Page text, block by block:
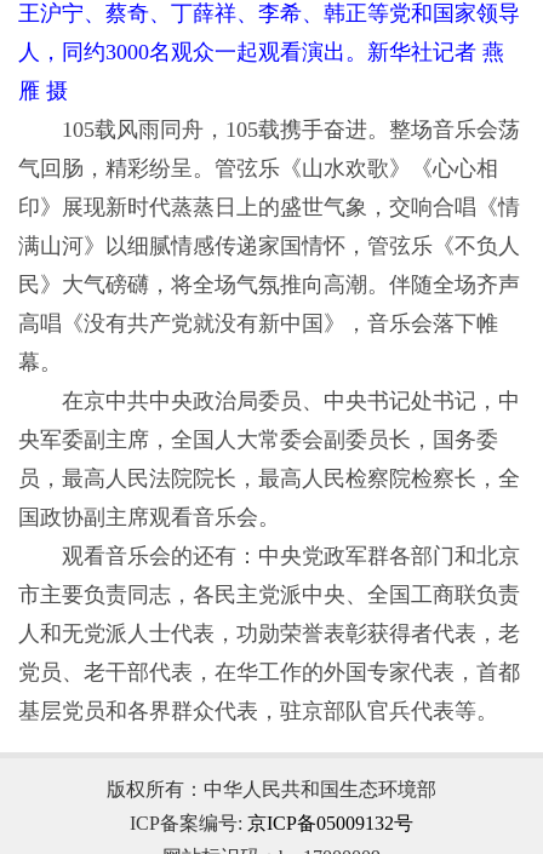
王沪宁、蔡奇、丁薛祥、李希、韩正等党和国家领导
人，同约3000名观众一起观看演出。新华社记者 燕
雁 摄
105载风雨同舟，105载携手奋进。整场音乐会荡
气回肠，精彩纷呈。管弦乐《山水欢歌》《心心相
印》展现新时代蒸蒸日上的盛世气象，交响合唱《情
满山河》以细腻情感传递家国情怀，管弦乐《不负人
民》大气磅礴，将全场气氛推向高潮。伴随全场齐声
高唱《没有共产党就没有新中国》，音乐会落下帷
幕。
在京中共中央政治局委员、中央书记处书记，中
央军委副主席，全国人大常委会副委员长，国务委
员，最高人民法院院长，最高人民检察院检察长，全
国政协副主席观看音乐会。
观看音乐会的还有：中央党政军群各部门和北京
市主要负责同志，各民主党派中央、全国工商联负责
人和无党派人士代表，功勋荣誉表彰获得者代表，老
党员、老干部代表，在华工作的外国专家代表，首都
基层党员和各界群众代表，驻京部队官兵代表等。
版权所有：中华人民共和国生态环境部
ICP备案编号: 京ICP备05009132号